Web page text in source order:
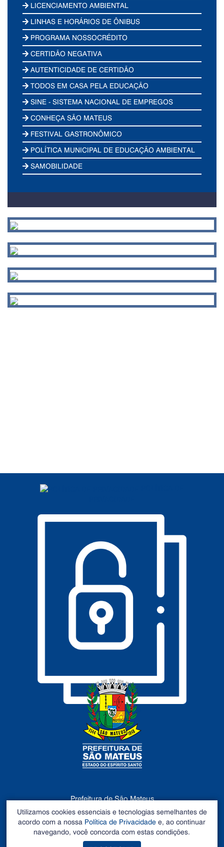
LICENCIAMENTO AMBIENTAL
LINHAS E HORÁRIOS DE ÔNIBUS
PROGRAMA NOSSOCRÉDITO
CERTIDÃO NEGATIVA
AUTENTICIDADE DE CERTIDÃO
TODOS EM CASA PELA EDUCAÇÃO
SINE - SISTEMA NACIONAL DE EMPREGOS
CONHEÇA SÃO MATEUS
FESTIVAL GASTRONÔMICO
POLÍTICA MUNICIPAL DE EDUCAÇÃO AMBIENTAL
SAMOBILIDADE
DADOS ABERTOS
Prefeitura de São Mateus
©2026 - Todos os direitos reservados
Endereço: Rua Alberto Sartório, Nº 404, Carapina - São
Mateus – ES CEP 29.933-060. Tel: 27 3195-0100
Utilizamos cookies essenciais e tecnologias semelhantes de
acordo com a nossa Política de Privacidade e, ao continuar
navegando, você concorda com estas condições.